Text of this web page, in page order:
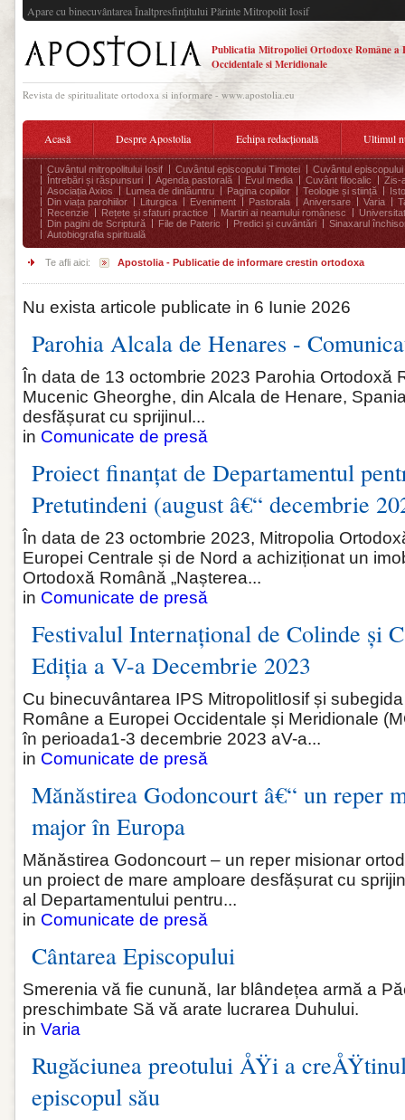
Apare cu binecuvântarea Înaltpresfinţitului Părinte Mitropolit Iosif
Publicatia Mitropoliei Ortodoxe Române a
Occidentale si Meridionale
Revista de spiritualitate ortodoxa si informare - www.apostolia.eu
Acasă Despre Apostolia Echipa redacțională Ultimul
Cuvântul mitropolitului Iosif Cuvântul episcopului Timotei
Cuvântul episcopului
Întrebări și răspunsuri
Agenda pastorală Evul media Cuvânt filocalic
Zis-
Asociația Axios
Lumea de dinlăuntru Pagina copiilor Teologie și stiință
Din viața parohiilor
Liturgica Eveniment Pastorala Aniversare Varia
Recenzie
Rețete și sfaturi practice Martiri ai neamului românesc
Din pagini de Scriptură
File de Pateric Predici și cuvântări
Sinaxarul
Autobiografia spirituală
Te afli aici: Apostolia - Publicatie de informare crestin ortodoxa
Nu exista articole publicate in 6 Iunie 2026
Parohia Alcala de Henares -
În data de 13 octombrie 2023 Parohia Ortodoxă
Mucenic Gheorghe, din Alcala de Henare,
desfășurat cu sprijinul...
in Comunicate de presă
Proiect finanțat de Departamentul
Pretutindeni (august â€“ decembrie
În data de 23 octombrie 2023, Mitropolia
Europei Centrale și de Nord a achiziționat un
Ortodoxă Română „Nașterea...
in Comunicate de presă
Festivalul Internațional de Colinde și
Ediția a V-a Decembrie 2023
Cu binecuvântarea IPS MitropolitIosif și
Române a Europei Occidentale și Meridionale
în perioada1-3 decembrie 2023 aV-a...
in Comunicate de presă
Mănăstirea Godoncourt â€“ un reper
major în Europa
Mănăstirea Godoncourt – un reper misionar
un proiect de mare amploare desfășurat cu
al Departamentului pentru...
in Comunicate de presă
Cântarea Episcopului
Smerenia vă fie cunună, Iar blândețea armă a
preschimbate Să vă arate lucrarea Duhului.
in Varia
Rugăciunea preotului ÅŸi a
episcopul său